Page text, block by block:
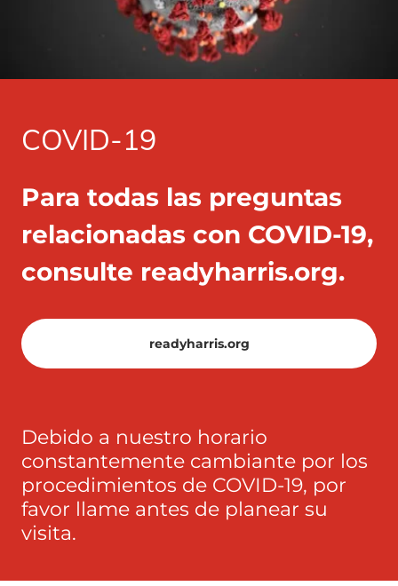
COVID-19
Para todas las preguntas
relacionadas con COVID-19,
consulte readyharris.org.
readyharris.org
Debido a nuestro horario
constantemente cambiante por los
procedimientos de COVID-19, por
favor llame antes de planear su
visita.